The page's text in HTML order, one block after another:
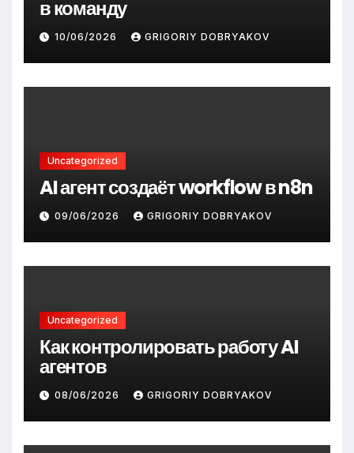
в команду
10/06/2026 GRIGORIY DOBRYAKOV
Uncategorized
AI агент создаёт workflow в n8n
09/06/2026 GRIGORIY DOBRYAKOV
Uncategorized
Как контролировать работу AI
агентов
08/06/2026 GRIGORIY DOBRYAKOV